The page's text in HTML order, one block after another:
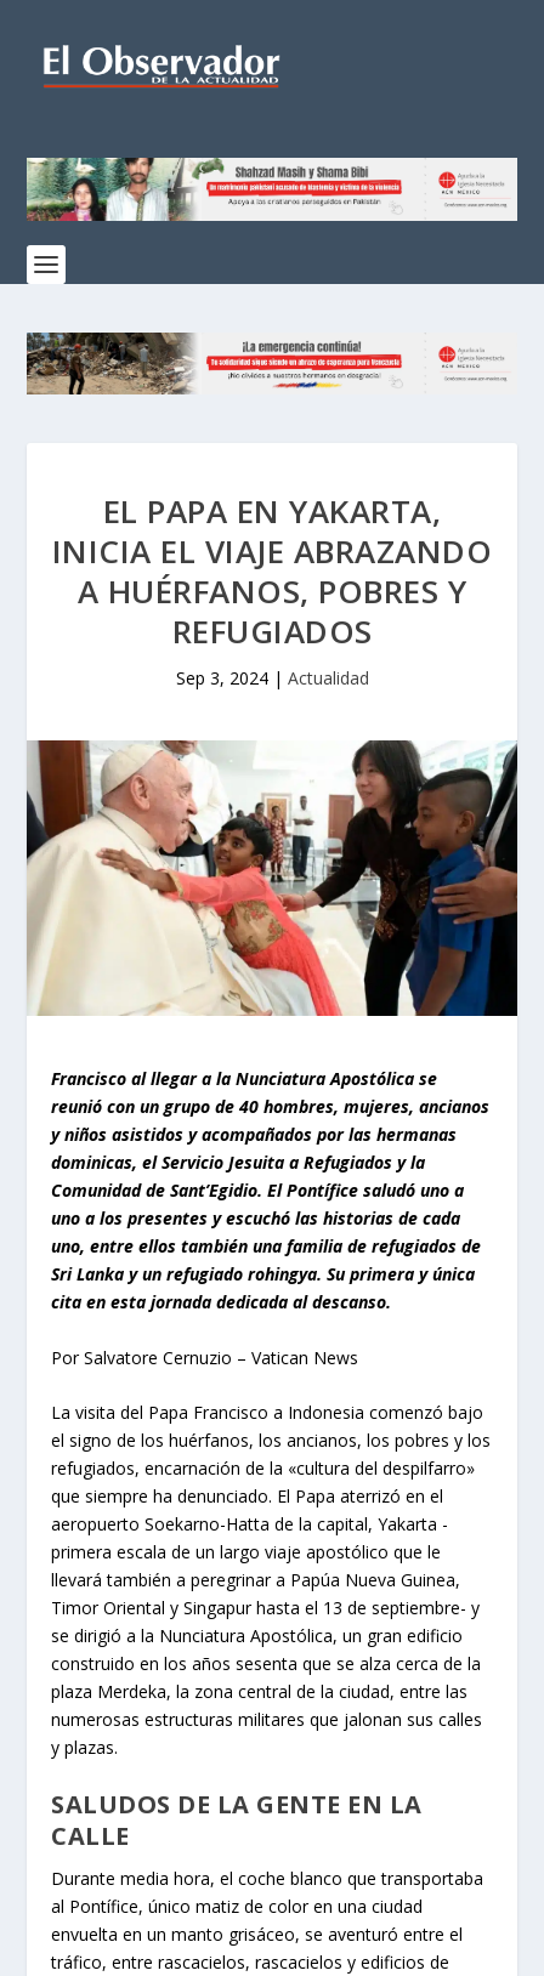
EL PAPA EN YAKARTA,
INICIA EL VIAJE ABRAZANDO
A HUÉRFANOS, POBRES Y
REFUGIADOS
Sep 3, 2024| Actualidad
Francisco al llegar a la Nunciatura Apostólica se
reunió con un grupo de 40 hombres, mujeres, ancianos
y niños asistidos y acompañados por las hermanas
dominicas, el Servicio Jesuita a Refugiados y la
Comunidad de Sant’Egidio. El Pontífice saludó uno a
uno a los presentes y escuchó las historias de cada
uno, entre ellos también una familia de refugiados de
Sri Lanka y un refugiado rohingya. Su primera y única
cita en esta jornada dedicada al descanso.
Por Salvatore Cernuzio – Vatican News
La visita del Papa Francisco a Indonesia comenzó bajo
el signo de los huérfanos, los ancianos, los pobres y los
refugiados, encarnación de la «cultura del despilfarro»
que siempre ha denunciado. El Papa aterrizó en el
aeropuerto Soekarno-Hatta de la capital, Yakarta -
primera escala de un largo viaje apostólico que le
llevará también a peregrinar a Papúa Nueva Guinea,
Timor Oriental y Singapur hasta el 13 de septiembre- y
se dirigió a la Nunciatura Apostólica, un gran edificio
construido en los años sesenta que se alza cerca de la
plaza Merdeka, la zona central de la ciudad, entre las
numerosas estructuras militares que jalonan sus calles
y plazas.
SALUDOS DE LA GENTE EN LA
CALLE
Durante media hora, el coche blanco que transportaba
al Pontífice, único matiz de color en una ciudad
envuelta en un manto grisáceo, se aventuró entre el
tráfico, entre rascacielos, rascacielos y edificios de